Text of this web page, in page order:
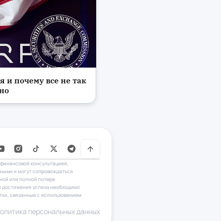
и почему все не так
консультацией,
и могут сопровождаться
или полной потере
достижения успеха необходимо
связанные с использованием
персональных данных